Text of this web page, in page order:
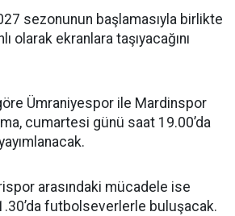
sezonunun başlamasıyla birlikte
olarak ekranlara taşıyacağını
Ümraniyespor ile Mardinspor
cumartesi günü saat 19.00’da
arasındaki mücadele ise
futbolseverlerle buluşacak.